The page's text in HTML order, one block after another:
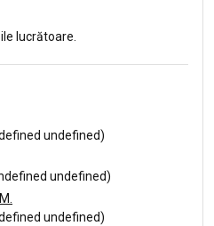
lucrătoare.
undefined)
undefined)
undefined)